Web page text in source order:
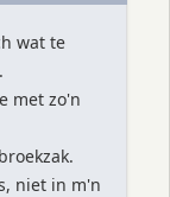
wat te
met zo'n
niet in m'n